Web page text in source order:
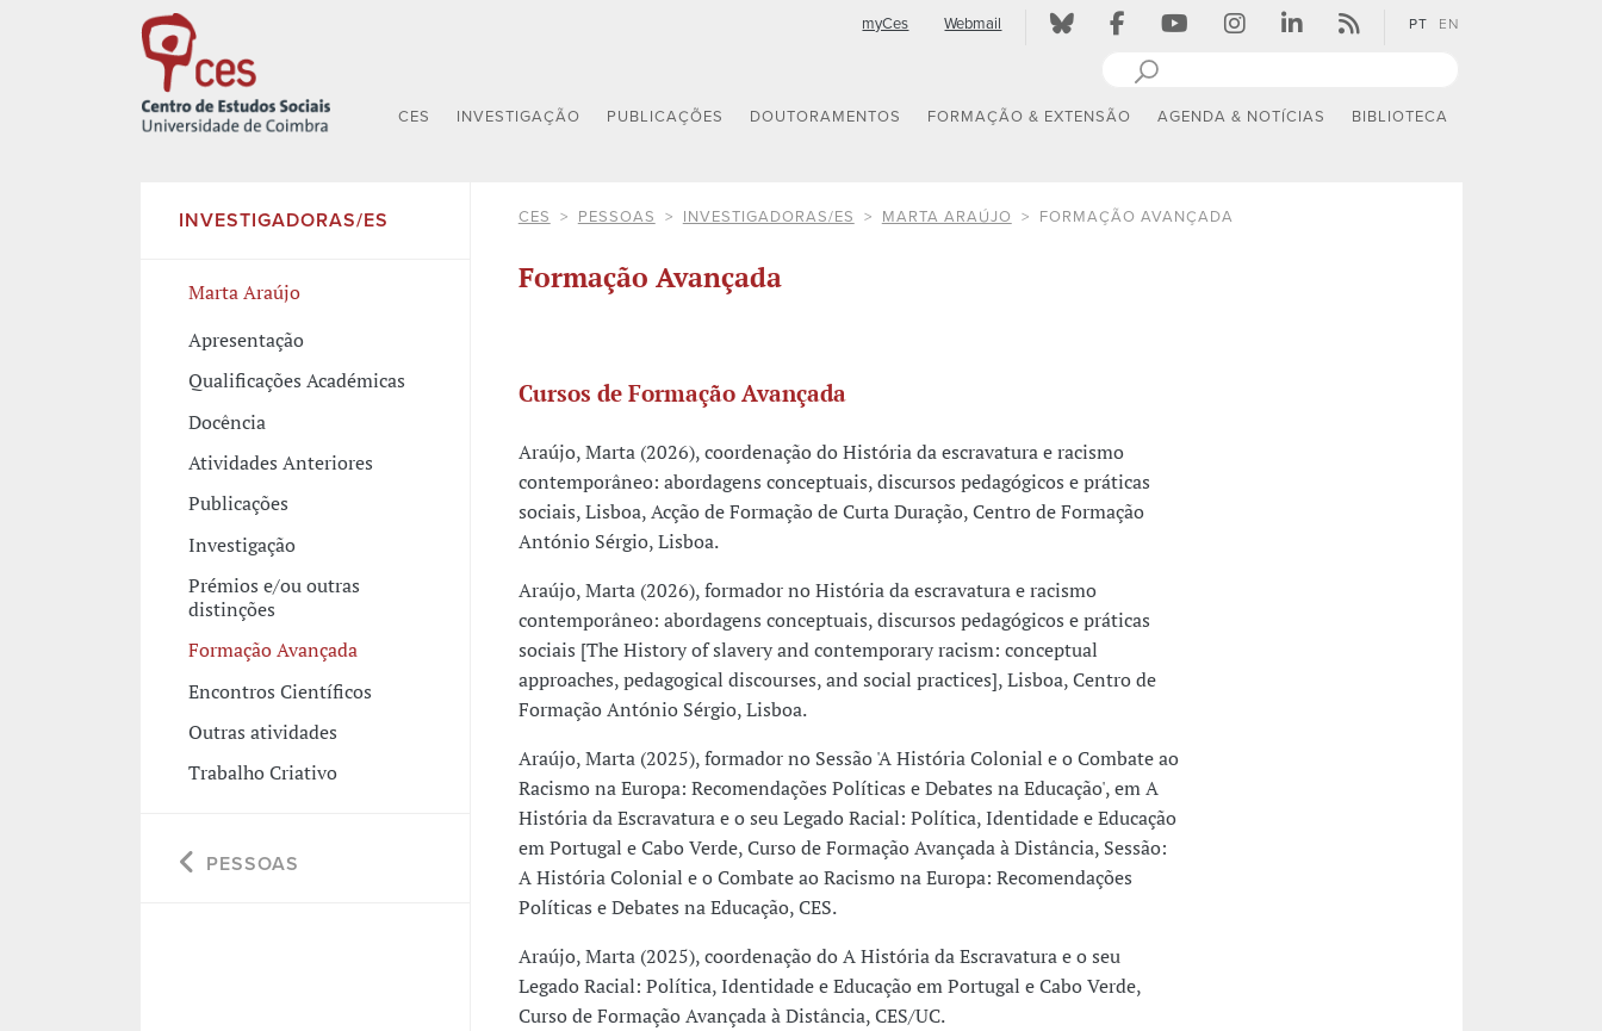
myCes Webmail PT EN
CES INVESTIGAÇÃO PUBLICAÇÕES DOUTORAMENTOS FORMAÇÃO & EXTENSÃO AGENDA & NOTÍCIAS BIBLIOTECA
INVESTIGADORAS/ES
Marta Araújo
Apresentação
Qualificações Académicas
Docência
Atividades Anteriores
Publicações
Investigação
Prémios e/ou outras
distinções
Formação Avançada
Encontros Científicos
Outras atividades
Trabalho Criativo
PESSOAS
CES PESSOAS INVESTIGADORAS/ES MARTA ARAÚJO FORMAÇÃO AVANÇADA
Formação Avançada
Cursos de Formação Avançada
Araújo, Marta (2026), coordenação do História da escravatura e racismo
contemporâneo: abordagens conceptuais, discursos pedagógicos e práticas
sociais, Lisboa, Acção de Formação de Curta Duração, Centro de Formação
António Sérgio, Lisboa.
Araújo, Marta (2026), formador no História da escravatura e racismo
contemporâneo: abordagens conceptuais, discursos pedagógicos e práticas
sociais [The History of slavery and contemporary racism: conceptual
approaches, pedagogical discourses, and social practices], Lisboa, Centro de
Formação António Sérgio, Lisboa.
Araújo, Marta (2025), formador no Sessão 'A História Colonial e o Combate ao
Racismo na Europa: Recomendações Políticas e Debates na Educação', em A
História da Escravatura e o seu Legado Racial: Política, Identidade e Educação
em Portugal e Cabo Verde, Curso de Formação Avançada à Distância, Sessão:
A História Colonial e o Combate ao Racismo na Europa: Recomendações
Políticas e Debates na Educação, CES.
Araújo, Marta (2025), coordenação do A História da Escravatura e o seu
Legado Racial: Política, Identidade e Educação em Portugal e Cabo Verde,
Curso de Formação Avançada à Distância, CES/UC.